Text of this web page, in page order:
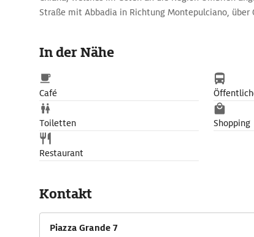
Straße mit Abbadia in Richtung Montepulciano, über
In der Nähe
Café
Toiletten Shopping
Restaurant
Kontakt
Piazza Grande 7